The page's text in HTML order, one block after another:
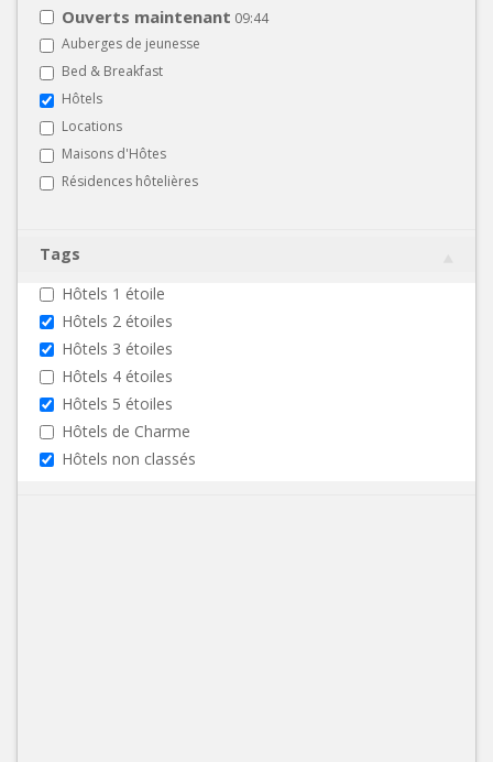
Ouverts maintenant 09:44
Auberges de jeunesse
Bed & Breakfast
Hôtels
Locations
Maisons d'Hôtes
Résidences hôtelières
Tags
Hôtels 1 étoile
Hôtels 2 étoiles
Hôtels 3 étoiles
Hôtels 4 étoiles
Hôtels 5 étoiles
Hôtels de Charme
Hôtels non classés